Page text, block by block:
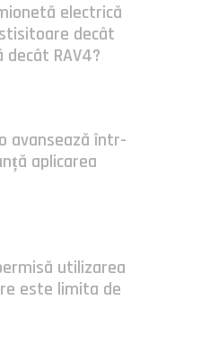
electrică
decât
RAV4?
avansează într-
aplicarea
utilizarea
este limita de